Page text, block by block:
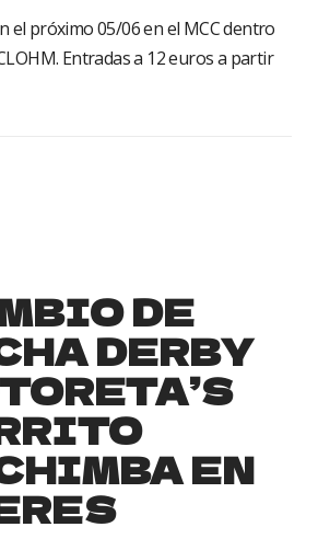
el próximo 05/06 en el MCC dentro
Entradas a 12 euros a partir
DE
DERBY
EN